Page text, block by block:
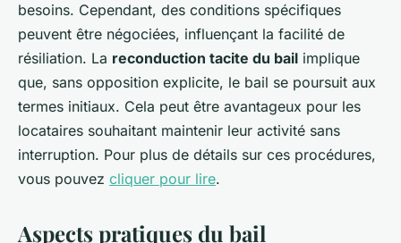
besoins. Cependant, des conditions spécifiques
peuvent être négociées, influençant la facilité de
résiliation. La reconduction tacite du bail implique
que, sans opposition explicite, le bail se poursuit aux
termes initiaux. Cela peut être avantageux pour les
locataires souhaitant maintenir leur activité sans
interruption. Pour plus de détails sur ces procédures,
vous pouvez cliquer pour lire.
Aspects pratiques du bail